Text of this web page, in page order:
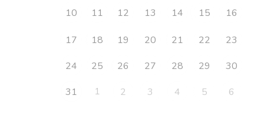
10 11 12 13 14 15 16
17 18 19 20 21 22
23
24
25 26 27 28 29
30
31
1 2 3 4 5 6